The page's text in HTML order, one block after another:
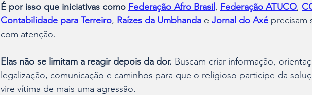
É por isso que iniciativas como Federação Afro Brasil , Federação ATUCO,
Contabilidade para Terreiro, Raízes da Umbhanda e Jornal do Axé precisam
com atenção.
Elas não se limitam a reagir depois da dor. Buscam criar informação,
legalização, comunicação e caminhos para que o religioso participe da
vire vítima de mais uma agressão.